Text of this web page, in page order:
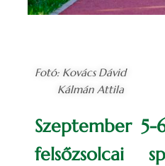
Fotó: Kovács Dávid
Kálmán Attila
Szeptember
felsőzsolcai